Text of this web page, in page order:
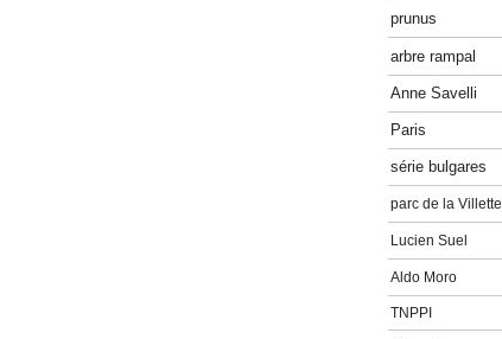
prunus
arbre rampal
Anne Savelli
Paris
série bulgares
parc de la Villette
Lucien Suel
Aldo Moro
TNPPI